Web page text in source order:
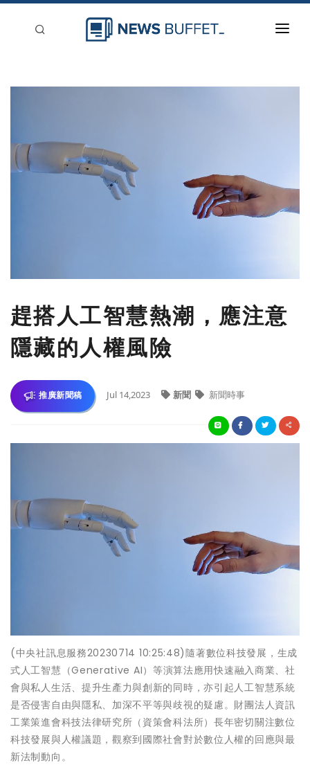
趕搭人工智慧熱潮，應注意
隱藏的人權風險
推廣新聞稿 Jul 14,2023 新聞 新聞時事
(中央社訊息服務20230714 10:25:48)隨著數位科技發展，生成
式人工智慧（Generative AI）等演算法應用快速融入商業、社
會與私人生活、提升生產力與創新的同時，亦引起人工智慧系統
是否侵害自由與隱私、加深不平等與歧視的疑慮。財團法人資訊
工業策進會科技法律研究所（資策會科法所）長年密切關注數位
科技發展與人權議題，觀察到國際社會對於數位人權的回應與最
新法制動向。